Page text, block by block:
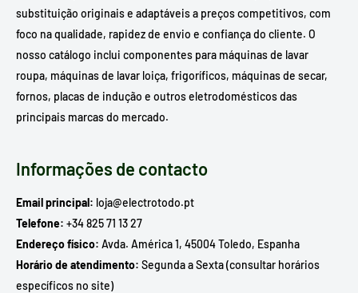
substituição originais e adaptáveis a preços competitivos, com
foco na qualidade, rapidez de envio e confiança do cliente. O
nosso catálogo inclui componentes para máquinas de lavar
roupa, máquinas de lavar loiça, frigoríficos, máquinas de secar,
fornos, placas de indução e outros eletrodomésticos das
principais marcas do mercado.
Informações de contacto
Email principal: loja@electrotodo.pt
Telefone: +34 825 71 13 27
Endereço físico: Avda. América 1, 45004 Toledo, Espanha
Horário de atendimento: Segunda a Sexta (consultar horários
específicos no site)